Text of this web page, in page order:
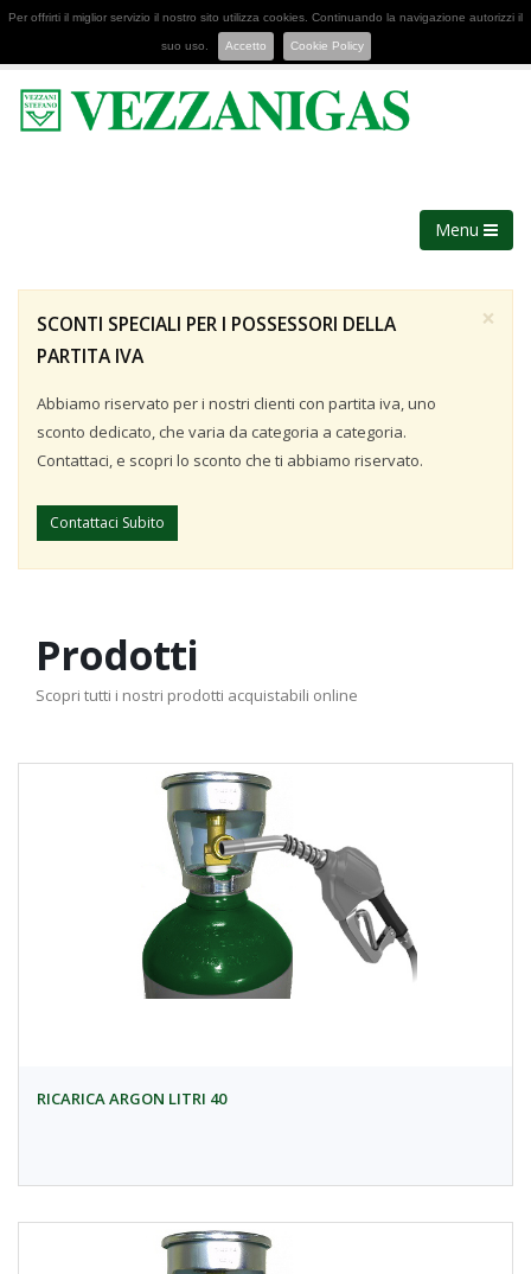
Per offrirti il miglior servizio il nostro sito utilizza cookies. Continuando la navigazione autorizzi il
suo uso. Accetto Cookie Policy
Menu
×
SCONTI SPECIALI PER I POSSESSORI DELLA
PARTITA IVA
Abbiamo riservato per i nostri clienti con partita iva, uno
sconto dedicato, che varia da categoria a categoria.
Contattaci, e scopri lo sconto che ti abbiamo riservato.
Contattaci Subito
Prodotti
Scopri tutti i nostri prodotti acquistabili online
RICARICA ARGON LITRI 40